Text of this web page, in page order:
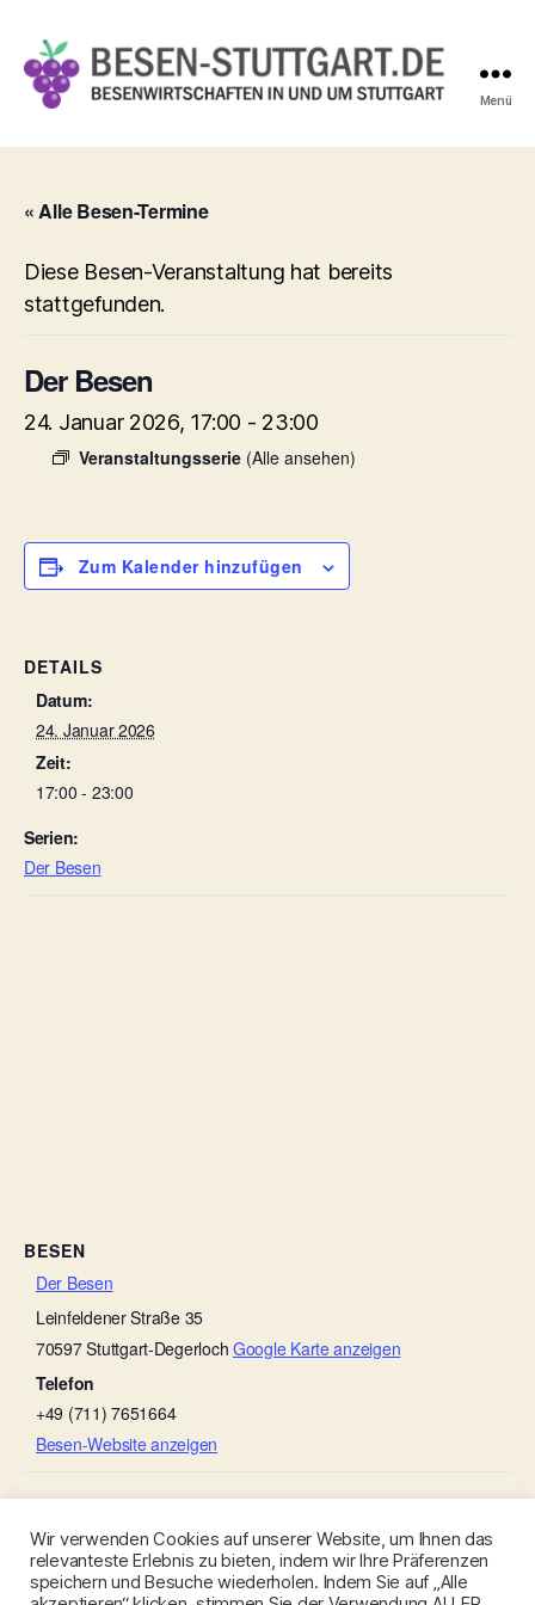
Stuttgart.de
Menü
« Alle Besen-Termine
Diese Besen-Veranstaltung hat bereits
stattgefunden.
Der Besen
24. Januar 2026, 17:00 - 23:00
Veranstaltungsserie (Alle ansehen)
Zum Kalender hinzufügen
DETAILS
Datum:
24. Januar 2026
Zeit:
17:00 - 23:00
Serien:
Der Besen
BESEN
Der Besen
Leinfeldener Straße 35
70597Stuttgart-Degerloch Google Karte anzeigen
Telefon
+49 (711) 7651664
Besen-Website anzeigen
Wir verwenden Cookies auf unserer Website, um Ihnen das
relevanteste Erlebnis zu bieten, indem wir Ihre Präferenzen
speichern und Besuche wiederholen. Indem Sie auf „Alle